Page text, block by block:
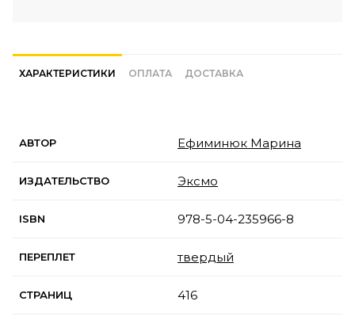
ХАРАКТЕРИСТИКИ ОПЛАТА ДОСТАВКА
АВТОР Ефиминюк Марина
ИЗДАТЕЛЬСТВО Эксмо
ISBN 978-5-04-235966-8
ПЕРЕПЛЕТ твердый
СТРАНИЦ 416